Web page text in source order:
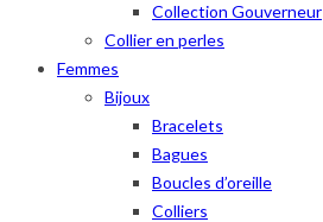
Collection Gouverneur
Collier en perles
Femmes
Bijoux
Bracelets
Bagues
Boucles d’oreille
Colliers